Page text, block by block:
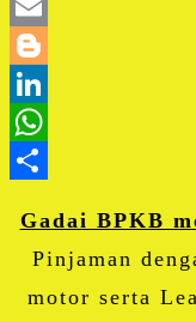
Gadai BPKB
Pinjaman
motor serta